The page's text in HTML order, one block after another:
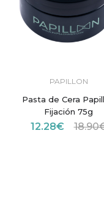
PAPILLON
Pasta de Cera
Fijación 75g
12.28€